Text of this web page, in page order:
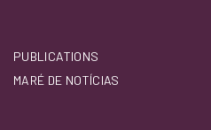
PUBLICATIONS
MARÉ DE NOTÍCIAS